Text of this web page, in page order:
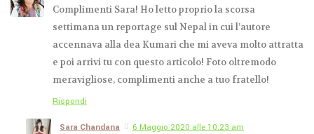
Complimenti Sara! Ho letto proprio la scorsa
settimana un reportage sul Nepal in cui l’autore
accennava alla dea Kumari che mi aveva molto attratta
e poi arrivi tu con questo articolo! Foto oltremodo
meravigliose, complimenti anche a tuo fratello!
Rispondi
Sara Chandana
6 Maggio 2020 alle 10:23 am